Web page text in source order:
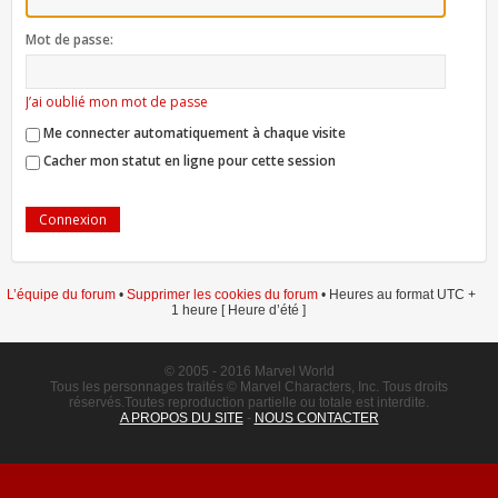
Mot de passe:
J’ai oublié mon mot de passe
Me connecter automatiquement à chaque visite
Cacher mon statut en ligne pour cette session
L’équipe du forum• Supprimer les cookies du forum• Heures au format UTC +
1 heure [ Heure d’été ]
© 2005 - 2016 Marvel World
Tous les personnages traités © Marvel Characters, Inc. Tous droits
réservés.Toutes reproduction partielle ou totale est interdite.
A PROPOS DU SITE- NOUS CONTACTER